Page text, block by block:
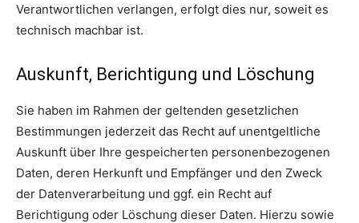
Verantwortlichen verlangen, erfolgt dies nur, soweit es
technisch machbar ist.
Auskunft, Berichtigung und Löschung
Sie haben im Rahmen der geltenden gesetzlichen
Bestimmungen jederzeit das Recht auf unentgeltliche
Auskunft über Ihre gespeicherten personenbezogenen
Daten, deren Herkunft und Empfänger und den Zweck
der Datenverarbeitung und ggf. ein Recht auf
Berichtigung oder Löschung dieser Daten. Hierzu sowie